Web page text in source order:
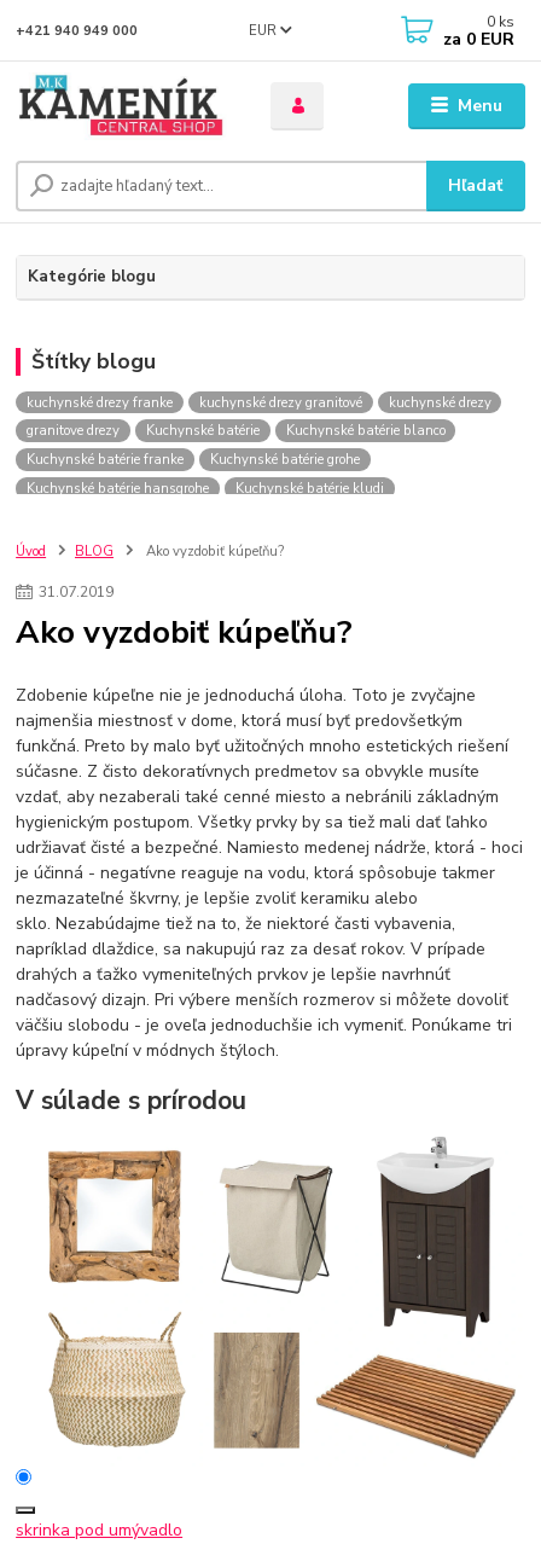
Menu
EUR
Hľadať
+421 940 949 000 0 ks
za 0 EUR
Kategórie blogu
Štítky blogu
kuchynské drezy franke kuchynské drezy granitové
kuchynské drezy
granitove drezy
Kuchynské batérie
Kuchynské batérie blanco
Kuchynské batérie franke
Kuchynské batérie grohe
Kuchynské batérie hansgrohe
Kuchynské batérie kludi
kuchynské batérie sagittarius
kuchynské batérie
kuchynské drezy sety
kúpelňové batérie
vodovodné batérie do kúpelne
vodovodné batérie blanco
vodovodné batérie do steny
vodovodné batérie grohe
kúpelňa v podkroví
moderná kúpelňa
Umývadlá
Rohové umývadlá
Zlaté umývadlá
Zápustné umývadlá
sprchový záves
vodovodná batéria
čierna kúpelňová batéria
vaňa retro
voľne stojaca vaňa
retro kúpeľne
Nákup tovaru pre firmy bez DPH
Ako znížiť náklady
Ako znížiť náklady na firmu
szco nakup bez dph
szco nakup bez dph nakupovanie na firmu bez dph
nákup bez dph v eu ň
Úvod BLOG Ako vyzdobiť kúpeľňu?
31.07.2019
Ako vyzdobiť kúpeľňu?
Zdobenie kúpeľne nie je jednoduchá úloha. Toto je zvyčajne
najmenšia miestnosť v dome, ktorá musí byť predovšetkým
funkčná. Preto by malo byť užitočných mnoho estetických riešení
súčasne. Z čisto dekoratívnych predmetov sa obvykle musíte
vzdať, aby nezaberali také cenné miesto a nebránili základným
hygienickým postupom. Všetky prvky by sa tiež mali dať ľahko
udržiavať čisté a bezpečné. Namiesto medenej nádrže, ktorá - hoci
je účinná - negatívne reaguje na vodu, ktorá spôsobuje takmer
nezmazateľné škvrny, je lepšie zvoliť keramiku alebo
sklo. Nezabúdajme tiež na to, že niektoré časti vybavenia,
napríklad dlaždice, sa nakupujú raz za desať rokov. V prípade
drahých a ťažko vymeniteľných prvkov je lepšie navrhnúť
nadčasový dizajn. Pri výbere menších rozmerov si môžete dovoliť
väčšiu slobodu - je oveľa jednoduchšie ich vymeniť. Ponúkame tri
úpravy kúpeľní v módnych štýloch.
V súlade s prírodou
skrinka pod umývadlo